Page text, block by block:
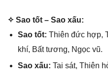
✧ Sao tốt – Sao xấu:
Sao tốt: Thiên đức hợp,
khí, Bất tương, Ngọc vũ.
Sao xấu: Tai ѕát, Thiên